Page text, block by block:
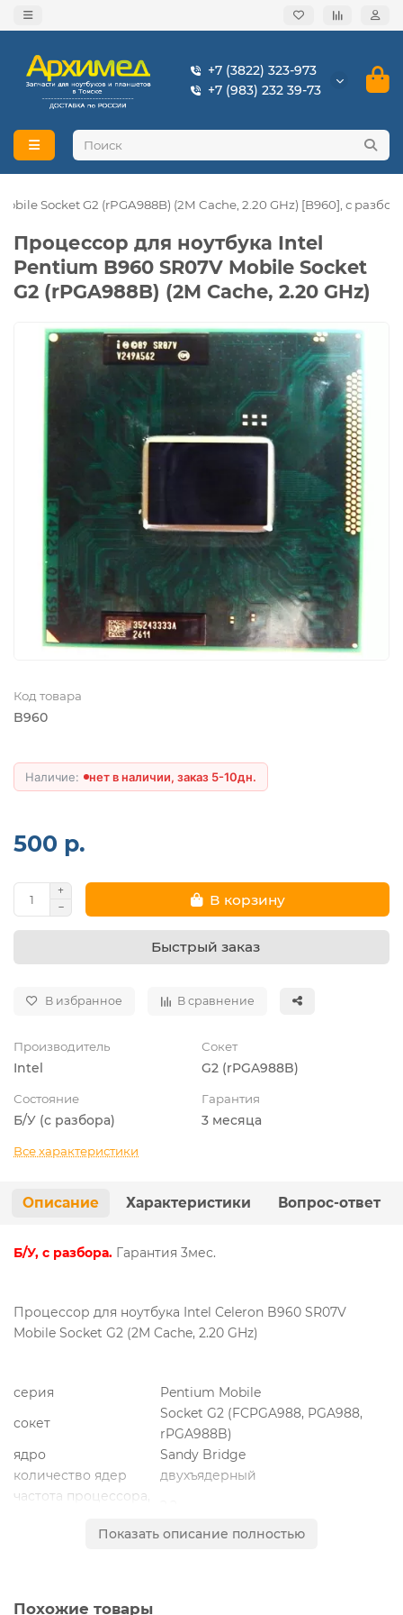
+7 (3822) 323-973
+7 (983) 232 39-73
Socket G2 (rPGA988B) (2M Cache, 2.20 GHz) [B960], с
Процессор для ноутбука Intel
Pentium B960 SR07V Mobile Socket
G2 (rPGA988B) (2M Cache, 2.20 GHz)
Код товара
B960
нет в наличии, заказ 5-10дн.
500 р.
В корзину
Быстрый заказ
В избранное В сравнение
Производитель
Intel
Сокет
G2 (rPGA988B)
Состояние
Б/У (с разбора)
Гарантия
3 месяца
Все характеристики
Описание Характеристики Вопрос-ответ
Б/У, с разбора. Гарантия 3мес.
Процессор для ноутбука Intel Celeron B960 SR07V
Mobile Socket G2 (2M Cache, 2.20 GHz)
серия
Pentium Mobile
сокет
Socket G2 (FCPGA988, PGA988,
rPGA988B)
ядро
Sandy Bridge
количество ядер
двухъядерный
частота процессора,
512 Кб
Показать описание полностью
Похожие товары